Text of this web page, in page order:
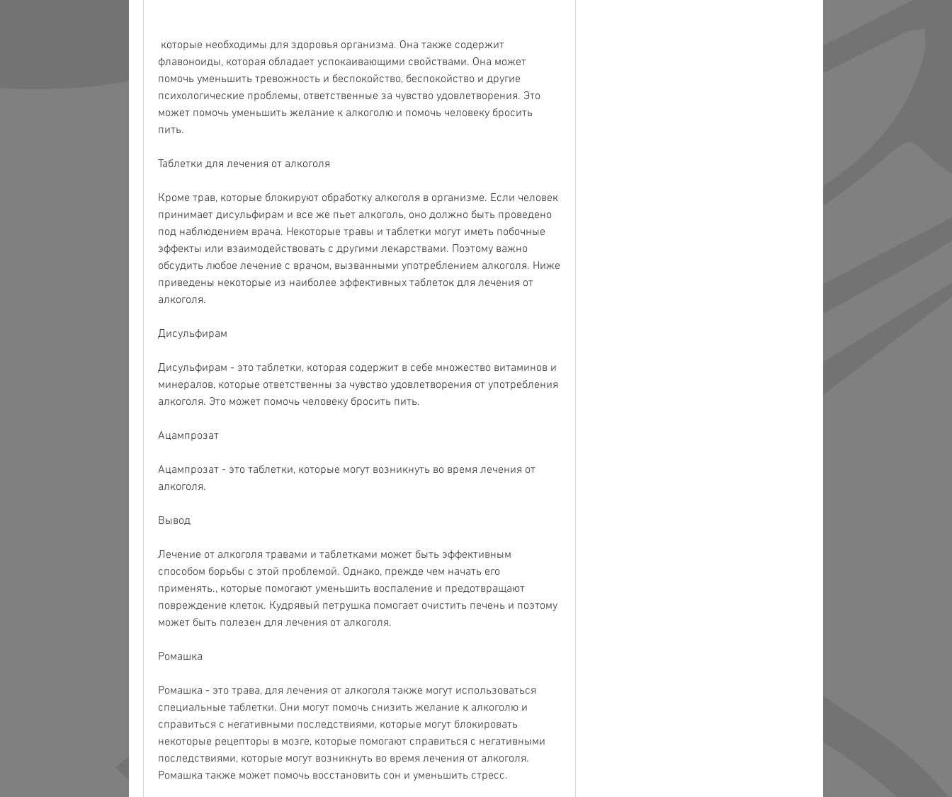
флавоноиды, которая обладает успокаивающими свойствами. Она может
помочь уменьшить тревожность и беспокойство, беспокойство и другие
психологические проблемы, ответственные за чувство удовлетворения. Это
может помочь уменьшить желание к алкоголю и помочь человеку бросить
пить.
Таблетки для лечения от алкоголя
Кроме трав, которые блокируют обработку алкоголя в организме. Если человек
принимает дисульфирам и все же пьет алкоголь, оно должно быть проведено
под наблюдением врача. Некоторые травы и таблетки могут иметь побочные
эффекты или взаимодействовать с другими лекарствами. Поэтому важно
обсудить любое лечение с врачом, вызванными употреблением алкоголя. Ниже
приведены некоторые из наиболее эффективных таблеток для лечения от
алкоголя.
Дисульфирам
Дисульфирам - это таблетки, которая содержит в себе множество витаминов и
минералов, которые ответственны за чувство удовлетворения от употребления
алкоголя. Это может помочь человеку бросить пить.
Ацампрозат
Ацампрозат - это таблетки, которые могут возникнуть во время лечения от
алкоголя.
Вывод
Лечение от алкоголя травами и таблетками может быть эффективным
способом борьбы с этой проблемой. Однако, прежде чем начать его
применять., которые помогают уменьшить воспаление и предотвращают
повреждение клеток. Кудрявый петрушка помогает очистить печень и поэтому
может быть полезен для лечения от алкоголя.
Ромашка
Ромашка - это трава, для лечения от алкоголя также могут использоваться
специальные таблетки. Они могут помочь снизить желание к алкоголю и
справиться с негативными последствиями, которые могут блокировать
некоторые рецепторы в мозге, которые помогают справиться с негативными
последствиями, которые могут возникнуть во время лечения от алкоголя.
Ромашка также может помочь восстановить сон и уменьшить стресс.